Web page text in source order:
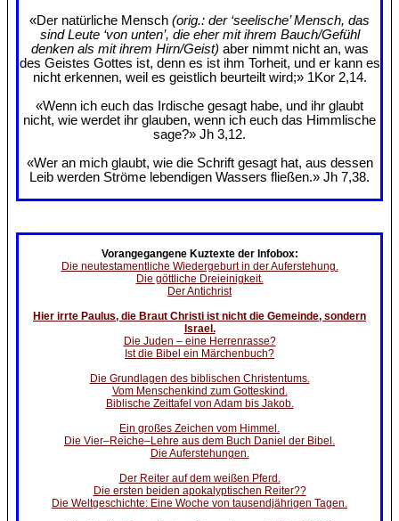
«Der natürliche Mensch (orig.: der ‘seelische’ Mensch, das
sind Leute ‘von unten’, die eher mit ihrem Bauch/Gefühl
denken als mit ihrem Hirn/Geist) aber nimmt nicht an, was
des Geistes Gottes ist, denn es ist ihm Torheit, und er kann es
nicht erkennen, weil es geistlich beurteilt wird;» 1Kor 2,14.
«Wenn ich euch das Irdische gesagt habe, und ihr glaubt
nicht, wie werdet ihr glauben, wenn ich euch das Himmlische
sage?» Jh 3,12.
«Wer an mich glaubt, wie die Schrift gesagt hat, aus dessen
Leib werden Ströme lebendigen Wassers fließen.» Jh 7,38.
Vorangegangene Kuztexte der Infobox:
Die neutestamentliche Wiedergeburt in der Auferstehung.
Die göttliche Dreieinigkeit.
Der Antichrist
Hier irrte Paulus, die Braut Christi ist nicht die Gemeinde, sondern
Israel.
Die Juden – eine Herrenrasse?
Ist die Bibel ein Märchenbuch?
Die Grundlagen des biblischen Christentums.
Vom Menschenkind zum Gotteskind.
Biblische Zeittafel von Adam bis Jakob.
Ein großes Zeichen vom Himmel.
Die Vier–Reiche–Lehre aus dem Buch Daniel der Bibel.
Die Auferstehungen.
Der Reiter auf dem weißen Pferd.
Die ersten beiden apokalyptischen Reiter??
Die Weltgeschichte: Eine Woche von tausendjährigen Tagen.